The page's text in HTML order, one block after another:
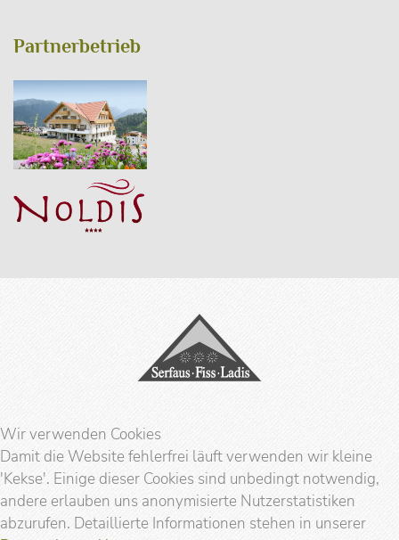
Partnerbetrieb
Wir verwenden Cookies
Damit die Website fehlerfrei läuft verwenden wir kleine
'Kekse'. Einige dieser Cookies sind unbedingt notwendig,
andere erlauben uns anonymisierte Nutzerstatistiken
abzurufen. Detaillierte Informationen stehen in unserer